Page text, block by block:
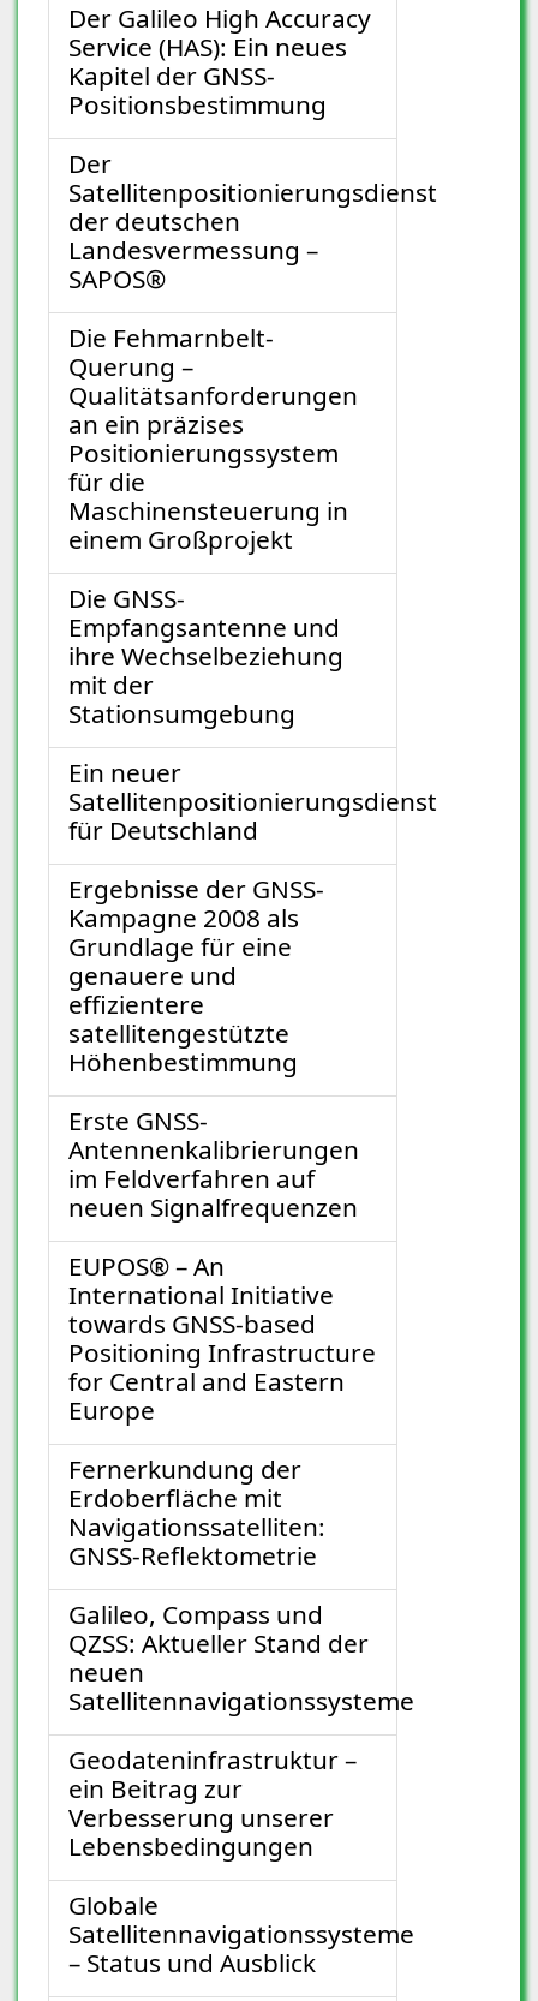
Der Galileo High Accuracy
Service (HAS): Ein neues
Kapitel der GNSS-
Positionsbestimmung
Der
Satellitenpositionierungsdienst
der deutschen
Landesvermessung –
SAPOS®
Die Fehmarnbelt-
Querung –
Qualitätsanforderungen
an ein präzises
Positionierungssystem
für die
Maschinensteuerung in
einem Großprojekt
Die GNSS-
Empfangsantenne und
ihre Wechselbeziehung
mit der
Stationsumgebung
Ein neuer
Satellitenpositionierungsdienst
für Deutschland
Ergebnisse der GNSS-
Kampagne 2008 als
Grundlage für eine
genauere und
effizientere
satellitengestützte
Höhenbestimmung
Erste GNSS-
Antennenkalibrierungen
im Feldverfahren auf
neuen Signalfrequenzen
EUPOS® – An
International Initiative
towards GNSS-based
Positioning Infrastructure
for Central and Eastern
Europe
Fernerkundung der
Erdoberfläche mit
Navigationssatelliten:
GNSS-Reflektometrie
Galileo, Compass und
QZSS: Aktueller Stand der
neuen
Satellitennavigationssysteme
Geodateninfrastruktur –
ein Beitrag zur
Verbesserung unserer
Lebensbedingungen
Globale
Satellitennavigationssysteme
– Status und Ausblick